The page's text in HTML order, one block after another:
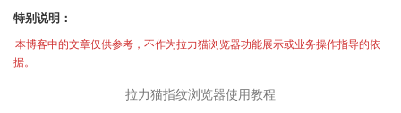
特别说明：
本博客中的文章仅供参考，不作为拉力猫浏览器功能展示或业务操作指导的依
据。
拉力猫指纹浏览器使用教程